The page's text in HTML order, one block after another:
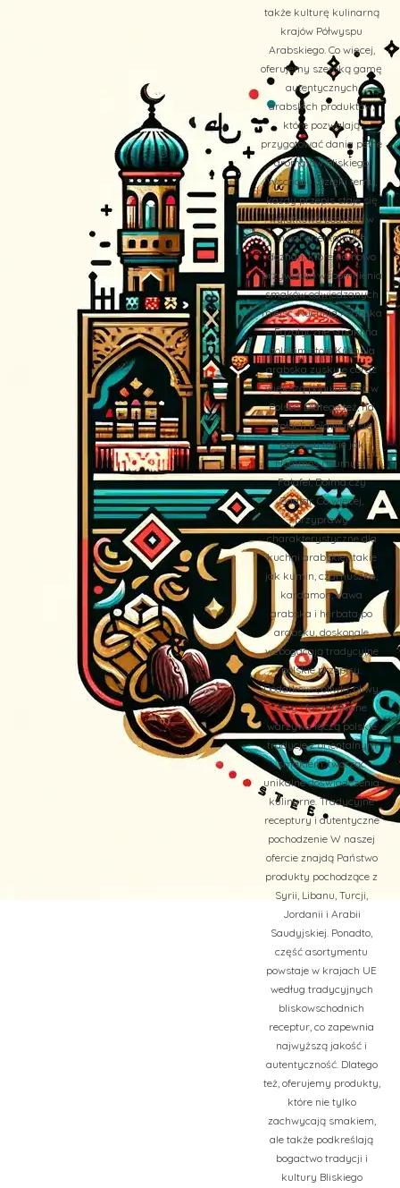
także kulturę kulinarną
krajów Półwyspu
Arabskiego. Co więcej,
oferujemy szeroką gamę
autentycznych
arabskich produktów,
które pozwalają
przygotować dania pełne
aromatów Bliskiego
Wschodu. Dzięki temu,
każdy przepis staje się
wyjątkową podróżą w
świat orientalnych
doznań, które na nowo
przywołują wspomnienia
smaków odwiedzanych
miejsc. Kuchnia Arabska
– Egzotyczne smaki na
polskim stole Kuchnia
arabska zyskuje coraz
większą popularność w
Polsce. Dlatego też, na
stołach pojawiają się
potrawy takie jak
Hommos (Humus),
Falafel, Dolma czy
Zaatar. Co więcej,
przyprawy
charakterystyczne dla
kuchni arabskiej, takie
jak kumin, czarnuszka,
kardamon, kawa
arabska i herbata po
arabsku, doskonale
wzbogacają tradycyjne
polskie przepisy.
Dodatkowo, oliwki, oliwy,
sery i faszerowane
warzywa łączą polskie
tradycje z orientalnym
smakiem, tworząc
unikalne doświadczenia
kulinarne. Tradycyjne
receptury i autentyczne
pochodzenie W naszej
ofercie znajdą Państwo
produkty pochodzące z
Syrii, Libanu, Turcji,
Jordanii i Arabii
Saudyjskiej. Ponadto,
część asortymentu
powstaje w krajach UE
według tradycyjnych
bliskowschodnich
receptur, co zapewnia
najwyższą jakość i
autentyczność. Dlatego
też, oferujemy produkty,
które nie tylko
zachwycają smakiem,
ale także podkreślają
bogactwo tradycji i
kultury Bliskiego